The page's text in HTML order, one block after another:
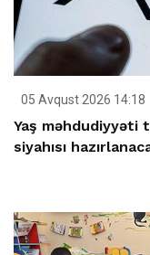
05 Avqust 2026 14:18
Yaş məhdudiyyəti
siyahısı